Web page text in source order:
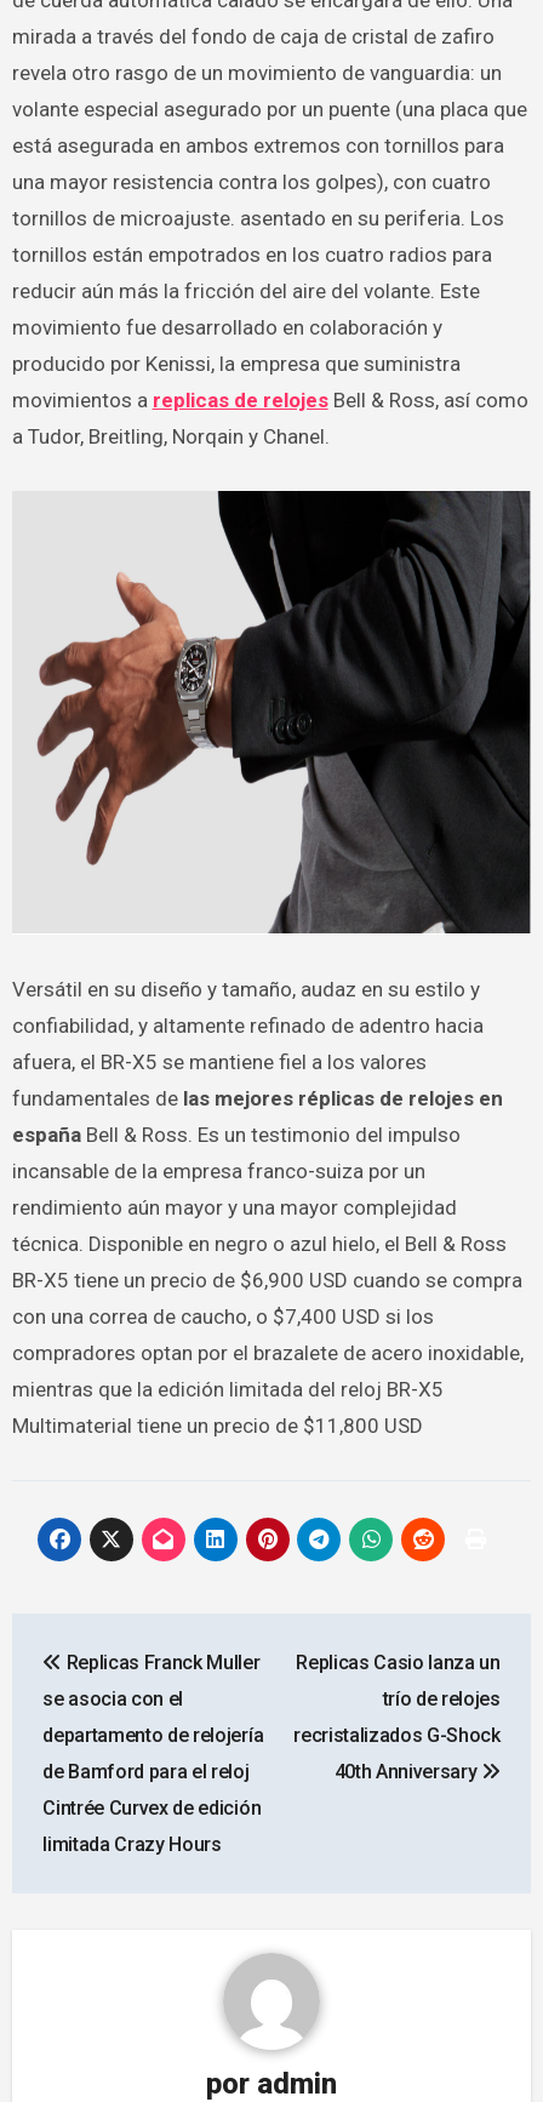
mirada a través del fondo de caja de cristal de zafiro
revela otro rasgo de un movimiento de vanguardia: un
volante especial asegurado por un puente (una placa que
está asegurada en ambos extremos con tornillos para
una mayor resistencia contra los golpes), con cuatro
tornillos de microajuste. asentado en su periferia. Los
tornillos están empotrados en los cuatro radios para
reducir aún más la fricción del aire del volante. Este
movimiento fue desarrollado en colaboración y
producido por Kenissi, la empresa que suministra
movimientos a replicas de relojesBell & Ross, así como
a Tudor, Breitling, Norqain y Chanel.
Versátil en su diseño y tamaño, audaz en su estilo y
confiabilidad, y altamente refinado de adentro hacia
afuera, el BR-X5 se mantiene fiel a los valores
fundamentales de las mejores réplicas de relojes en
españaBell & Ross. Es un testimonio del impulso
incansable de la empresa franco-suiza por un
rendimiento aún mayor y una mayor complejidad
técnica. Disponible en negro o azul hielo, el Bell & Ross
BR-X5 tiene un precio de $6,900 USD cuando se compra
con una correa de caucho, o $7,400 USD si los
compradores optan por el brazalete de acero inoxidable,
mientras que la edición limitada del reloj BR-X5
Multimaterial tiene un precio de $11,800 USD
de
entradas
Replicas Franck Muller
se asocia con el
departamento de relojería
de Bamford para el reloj
Cintrée Curvex de edición
limitada Crazy Hours
Replicas Casio lanza un
trío de relojes
recristalizados G-Shock
40th Anniversary
por admin